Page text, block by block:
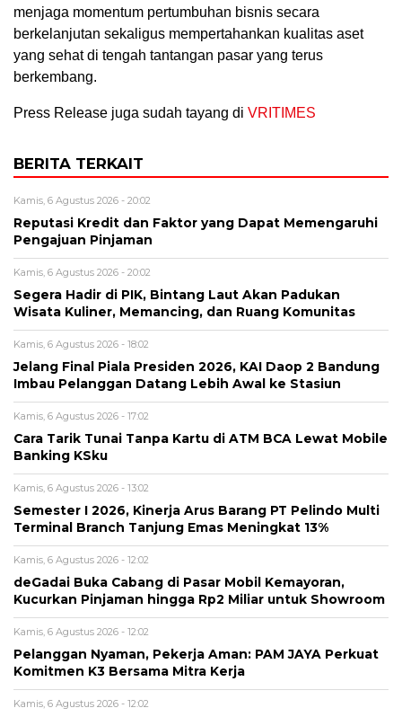
menjaga momentum pertumbuhan bisnis secara
berkelanjutan sekaligus mempertahankan kualitas aset
yang sehat di tengah tantangan pasar yang terus
berkembang.
Press Release juga sudah tayang di VRITIMES
BERITA TERKAIT
Kamis, 6 Agustus 2026 - 20:02
Reputasi Kredit dan Faktor yang Dapat Memengaruhi
Pengajuan Pinjaman
Kamis, 6 Agustus 2026 - 20:02
Segera Hadir di PIK, Bintang Laut Akan Padukan
Wisata Kuliner, Memancing, dan Ruang Komunitas
Kamis, 6 Agustus 2026 - 18:02
Jelang Final Piala Presiden 2026, KAI Daop 2 Bandung
Imbau Pelanggan Datang Lebih Awal ke Stasiun
Kamis, 6 Agustus 2026 - 17:02
Cara Tarik Tunai Tanpa Kartu di ATM BCA Lewat Mobile
Banking KSku
Kamis, 6 Agustus 2026 - 13:02
Semester I 2026, Kinerja Arus Barang PT Pelindo Multi
Terminal Branch Tanjung Emas Meningkat 13%
Kamis, 6 Agustus 2026 - 12:02
deGadai Buka Cabang di Pasar Mobil Kemayoran,
Kucurkan Pinjaman hingga Rp2 Miliar untuk Showroom
Kamis, 6 Agustus 2026 - 12:02
Pelanggan Nyaman, Pekerja Aman: PAM JAYA Perkuat
Komitmen K3 Bersama Mitra Kerja
Kamis, 6 Agustus 2026 - 12:02